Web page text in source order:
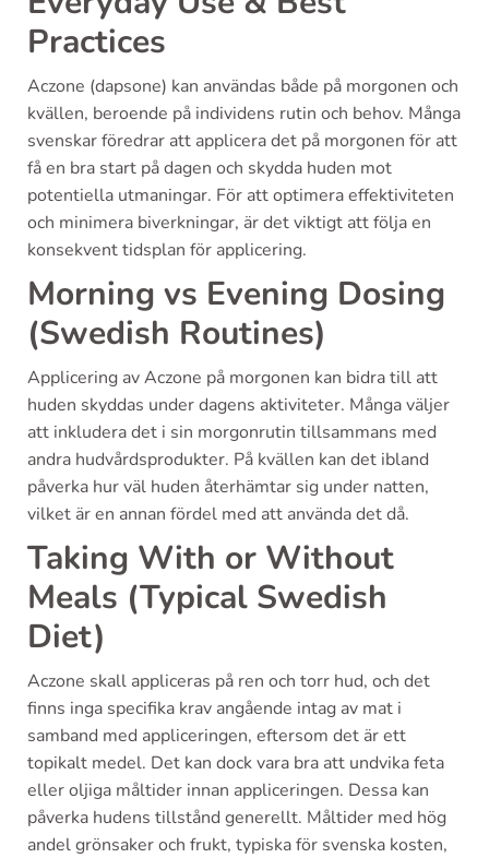
Practices
Aczone (dapsone) kan användas både på morgonen och
kvällen, beroende på individens rutin och behov. Många
svenskar föredrar att applicera det på morgonen för att
få en bra start på dagen och skydda huden mot
potentiella utmaningar. För att optimera effektiviteten
och minimera biverkningar, är det viktigt att följa en
konsekvent tidsplan för applicering.
Morning vs Evening Dosing
(Swedish Routines)
Applicering av Aczone på morgonen kan bidra till att
huden skyddas under dagens aktiviteter. Många väljer
att inkludera det i sin morgonrutin tillsammans med
andra hudvårdsprodukter. På kvällen kan det ibland
påverka hur väl huden återhämtar sig under natten,
vilket är en annan fördel med att använda det då.
Taking With or Without
Meals (Typical Swedish
Diet)
Aczone skall appliceras på ren och torr hud, och det
finns inga specifika krav angående intag av mat i
samband med appliceringen, eftersom det är ett
topikalt medel. Det kan dock vara bra att undvika feta
eller oljiga måltider innan appliceringen. Dessa kan
påverka hudens tillstånd generellt. Måltider med hög
andel grönsaker och frukt, typiska för svenska kosten,